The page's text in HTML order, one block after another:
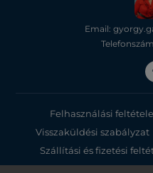
Email:
Felhasználási
Visszaküldési szabályzat
Szállítási és fizetési